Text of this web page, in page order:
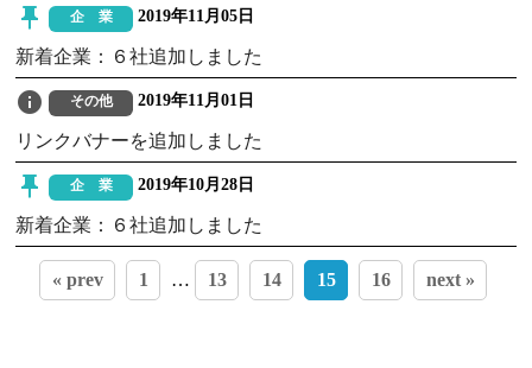
push_pin 企 業 2019年11月05日
新着企業：６社追加しました
info その他 2019年11月01日
リンクバナーを追加しました
push_pin 企 業 2019年10月28日
新着企業：６社追加しました
« prev 1 … 13 14 15 16 next »